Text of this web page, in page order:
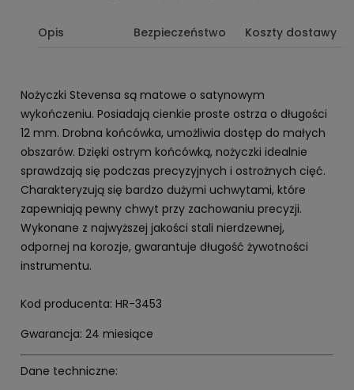
Opis Bezpieczeństwo Koszty dostawy
Nożyczki Stevensa są matowe o satynowym
wykończeniu. Posiadają cienkie proste ostrza o długości
12 mm. Drobna końcówka, umożliwia dostęp do małych
obszarów. Dzięki ostrym końcówką, nożyczki idealnie
sprawdzają się podczas precyzyjnych i ostrożnych cięć.
Charakteryzują się bardzo dużymi uchwytami, które
zapewniają pewny chwyt przy zachowaniu precyzji.
Wykonane z najwyższej jakości stali nierdzewnej,
odpornej na korozje, gwarantuje długość żywotności
instrumentu.
Kod producenta: HR-3453
Gwarancja: 24 miesiące
Dane techniczne: